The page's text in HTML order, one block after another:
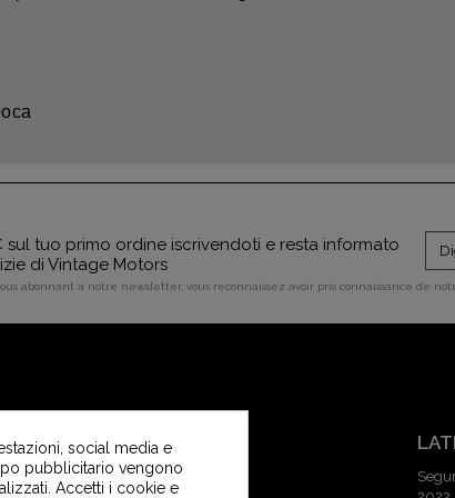
sul tuo primo ordine iscrivendoti e resta informato
di Vintage Motors
abonnant à notre newsletter, vous reconnaissez avoir pris connaissance de
SERVIZIO CLIENTI
Contattaci
social media e
pubblicitario vengono
Accetti i cookie e